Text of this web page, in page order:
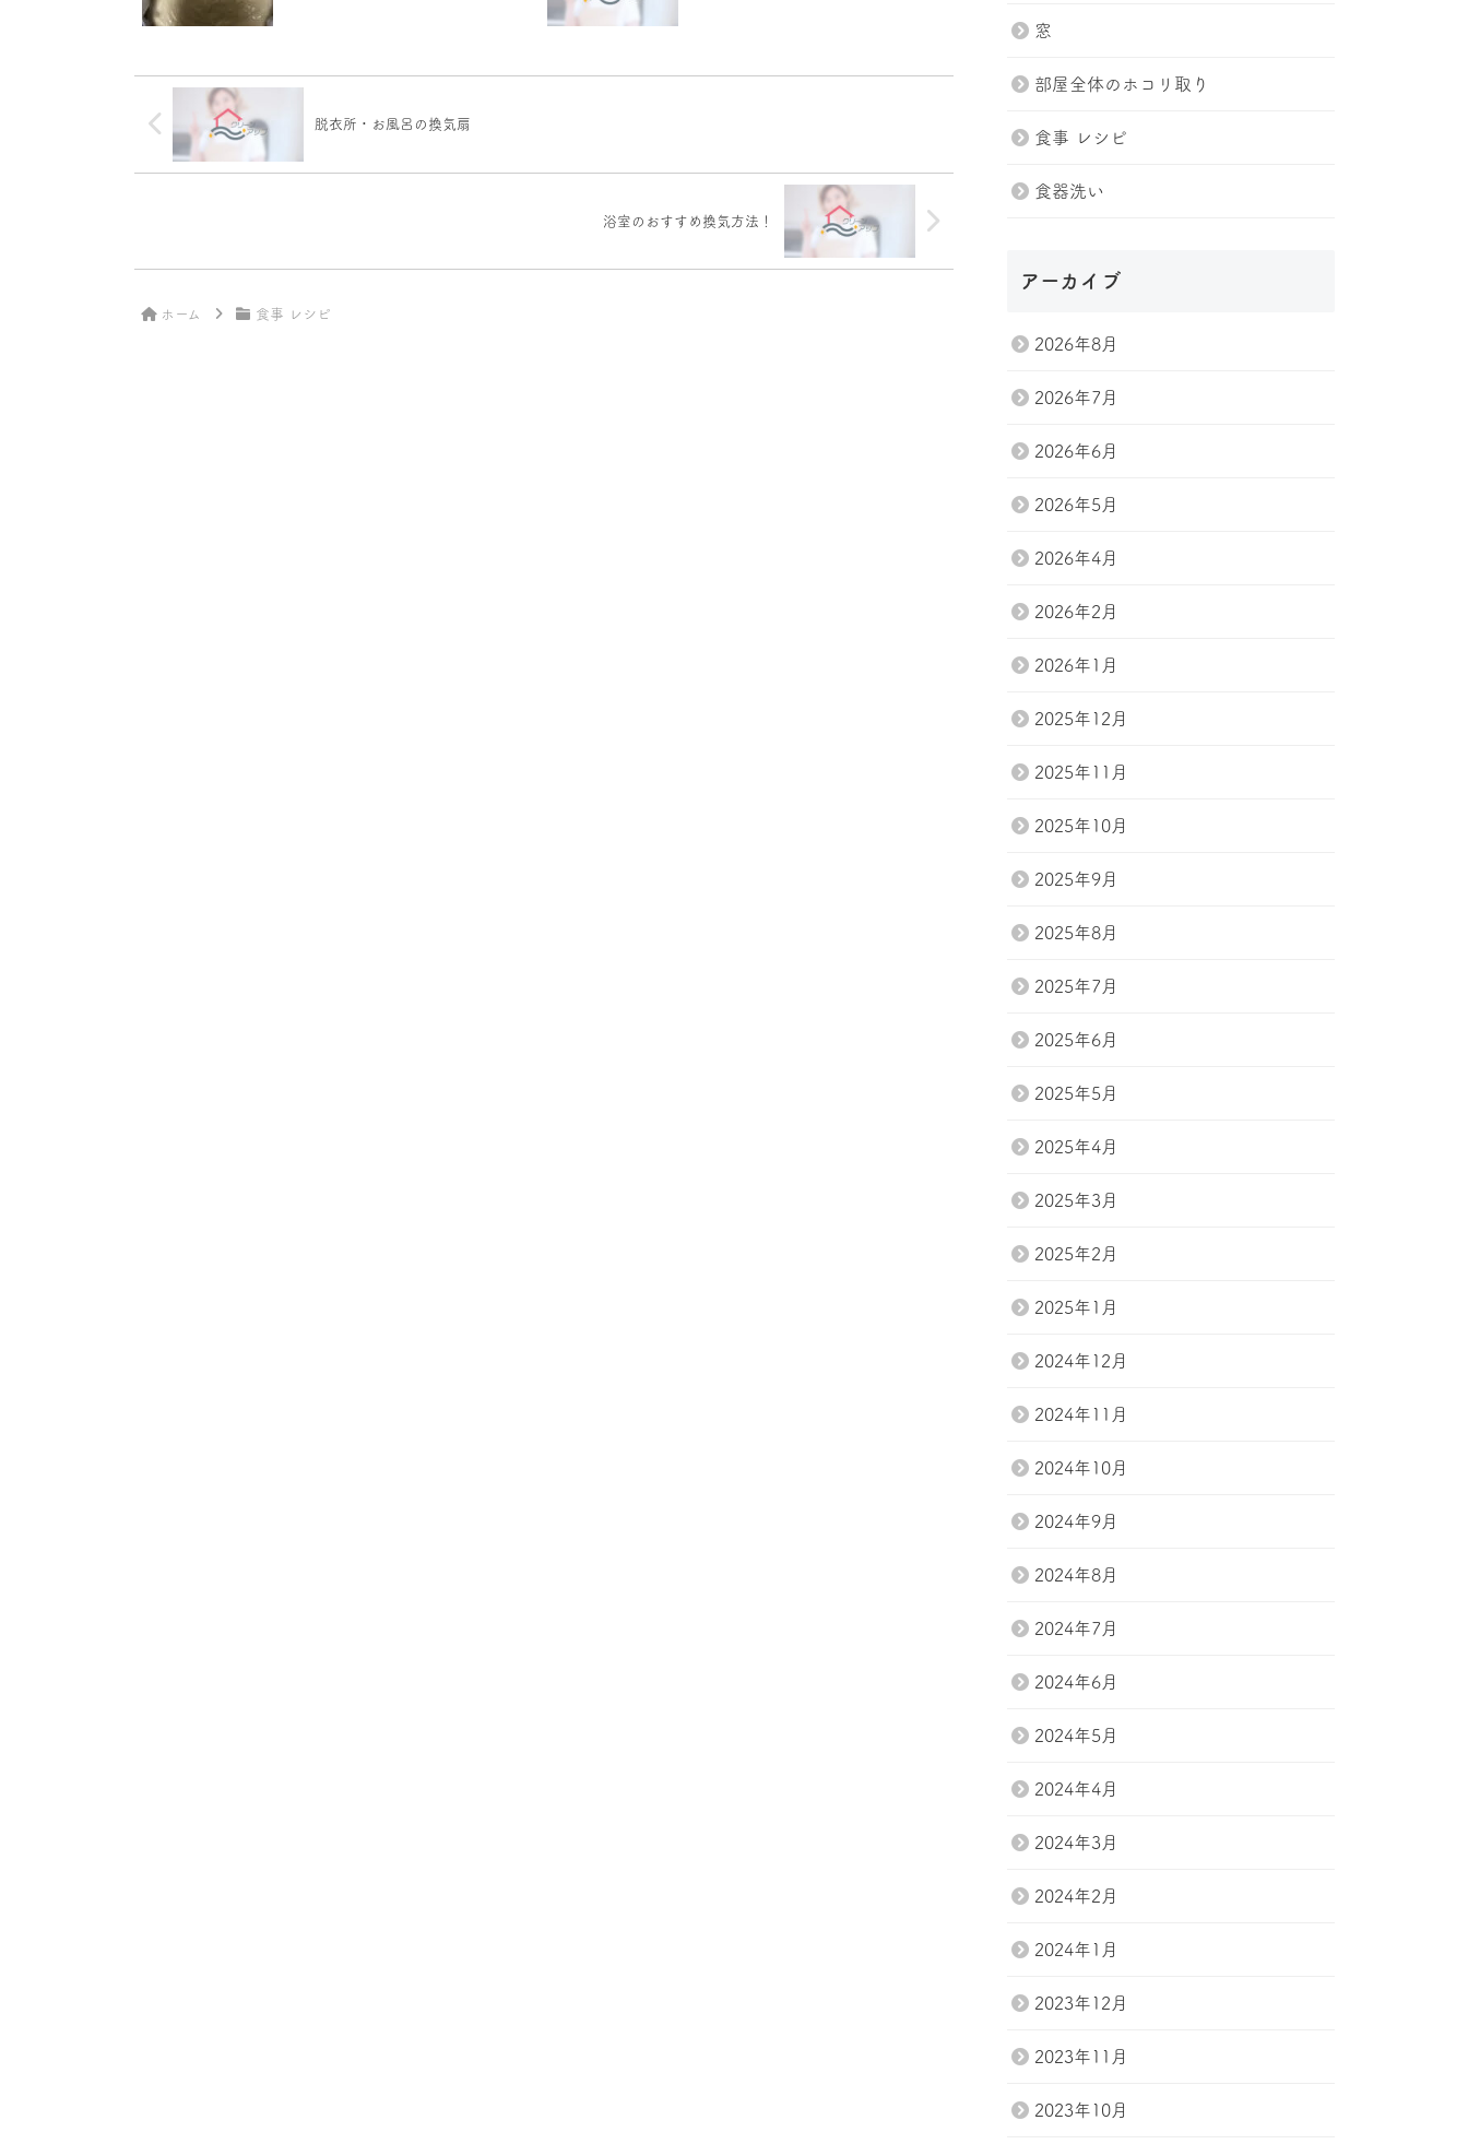
脱衣所・お風呂の換気扇
浴室のおすすめ換気方法！
ホーム 食事 レシピ
窓
部屋全体のホコリ取り
食事 レシピ
食器洗い
アーカイブ
2026年8月
2026年7月
2026年6月
2026年5月
2026年4月
2026年2月
2026年1月
2025年12月
2025年11月
2025年10月
2025年9月
2025年8月
2025年7月
2025年6月
2025年5月
2025年4月
2025年3月
2025年2月
2025年1月
2024年12月
2024年11月
2024年10月
2024年9月
2024年8月
2024年7月
2024年6月
2024年5月
2024年4月
2024年3月
2024年2月
2024年1月
2023年12月
2023年11月
2023年10月